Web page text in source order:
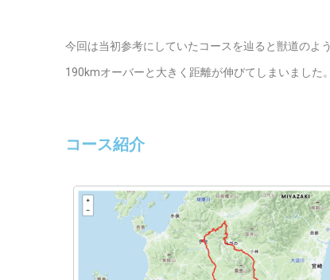
今回は当初参考にしていたコースを辿ると獣道の
190kmオーバーと大きく距離が伸びてしまいました
コース紹介​